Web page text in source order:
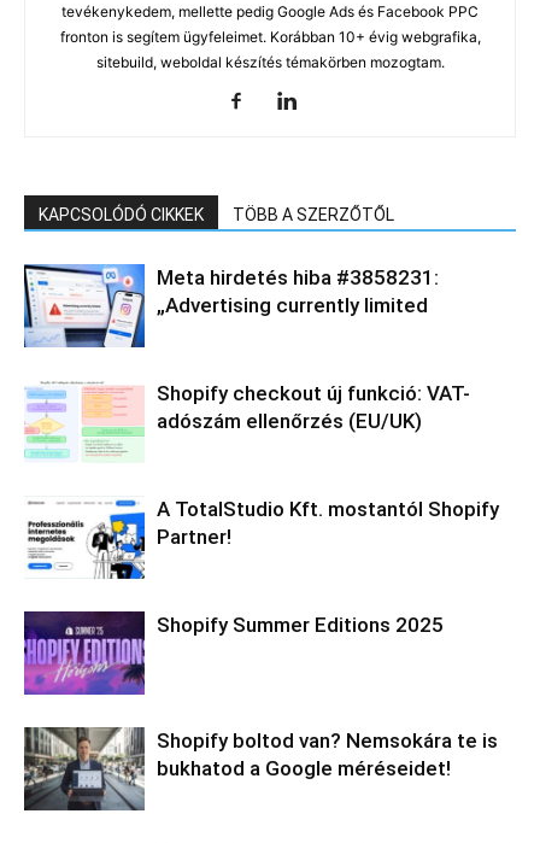
tevékenykedem, mellette pedig Google Ads és Facebook PPC
fronton is segítem ügyfeleimet. Korábban 10+ évig webgrafika,
sitebuild, weboldal készítés témakörben mozogtam.
KAPCSOLÓDÓ CIKKEK TÖBB A SZERZŐTŐL
Meta hirdetés hiba #3858231:
„Advertising currently limited
Shopify checkout új funkció: VAT-
adószám ellenőrzés (EU/UK)
A TotalStudio Kft. mostantól Shopify
Partner!
Shopify Summer Editions 2025
Shopify boltod van? Nemsokára te is
bukhatod a Google méréseidet!